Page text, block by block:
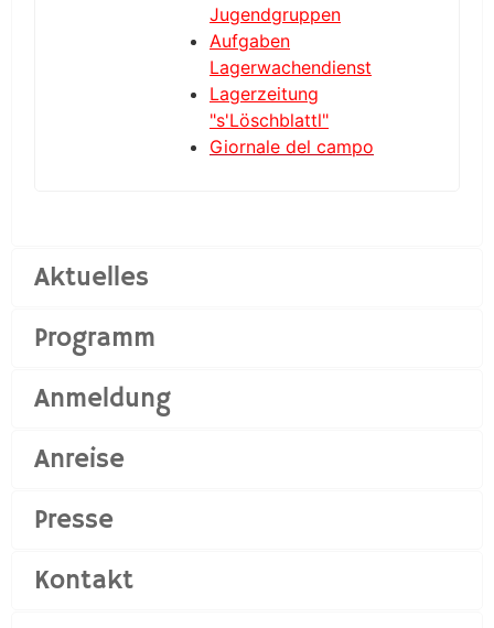
Jugendgruppen
Aufgaben
Lagerwachendienst
Lagerzeitung
"s'Löschblattl"
Giornale del campo
Aktuelles
Programm
Anmeldung
Anreise
Presse
Kontakt